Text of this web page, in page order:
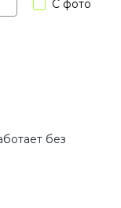
С фото
без